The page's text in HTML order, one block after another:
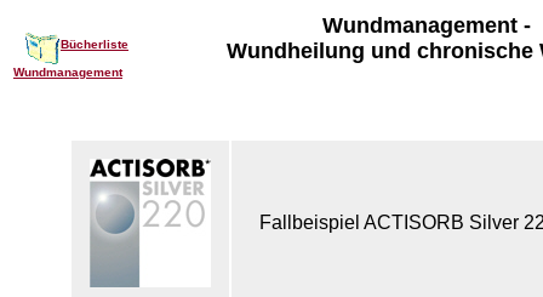
Bücherliste
Wundmanagement
Wundmanagement -
Wundheilung und chronische
Fallbeispiel ACTISORB Silver